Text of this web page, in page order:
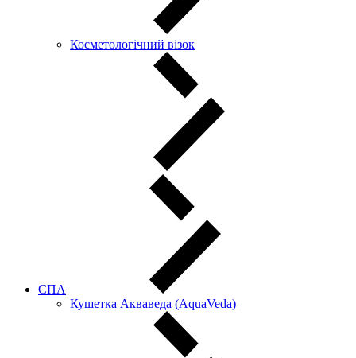
Косметологічний візок
СПА
Кушетка Акваведа (AquaVeda)